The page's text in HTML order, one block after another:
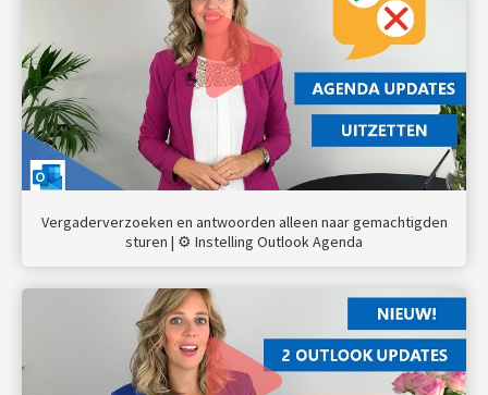
Vergaderverzoeken en antwoorden alleen naar gemachtigden
sturen | ⚙ Instelling Outlook Agenda